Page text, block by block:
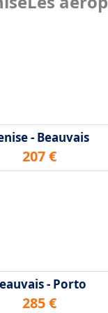
- Beauvais
207 €
- Porto
285 €